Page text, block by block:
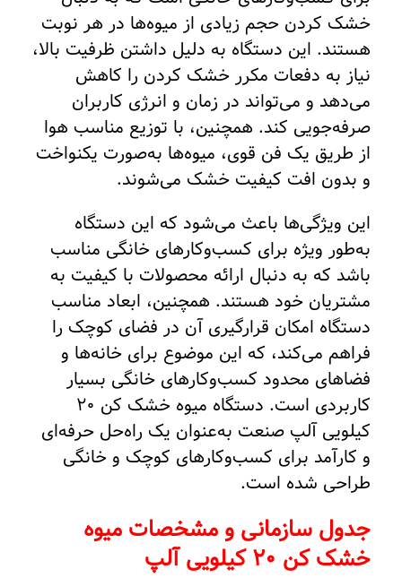
خشک کردن حجم زیادی از میوه‌ها در هر نوبت
هستند. این دستگاه به دلیل داشتن ظرفیت بالا،
نیاز به دفعات مکرر خشک کردن را کاهش
می‌دهد و می‌تواند در زمان و انرژی کاربران
صرفه‌جویی کند. همچنین، با توزیع مناسب هوا
از طریق یک فن قوی، میوه‌ها به‌صورت یکنواخت
و بدون افت کیفیت خشک می‌شوند.
این ویژگی‌ها باعث می‌شود که این دستگاه
به‌طور ویژه برای کسب‌وکارهای خانگی مناسب
باشد که به دنبال ارائه محصولات با کیفیت به
مشتریان خود هستند. همچنین، ابعاد مناسب
دستگاه امکان قرارگیری آن در فضای کوچک را
فراهم می‌کند، که این موضوع برای خانه‌ها و
فضاهای محدود کسب‌وکارهای خانگی بسیار
کاربردی است. دستگاه میوه خشک کن 20
کیلویی آلپ صنعت به‌عنوان یک راه‌حل حرفه‌ای
و کارآمد برای کسب‌وکارهای کوچک و خانگی
طراحی شده است.
جدول سازمانی و مشخصات میوه
خشک کن 20 کیلویی آلپ